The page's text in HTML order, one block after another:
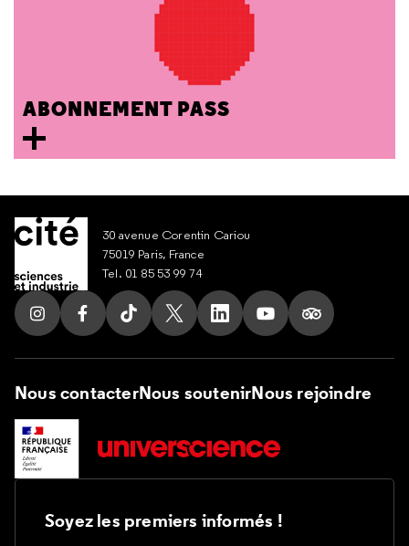
ABONNEMENT PASS
30 avenue Corentin Cariou
75019 Paris, France
Tel. 01 85 53 99 74
Suivez nous sur Instagram
Suivez nous sur Facebook
Suivez nous sur Tik Tok
Suivez nous sur X
Suivez nous sur LinkedIn
Suivez nous sur
Suivez nous
Nous contacterNous soutenirNous rejoindre
Soyez les premiers informés !